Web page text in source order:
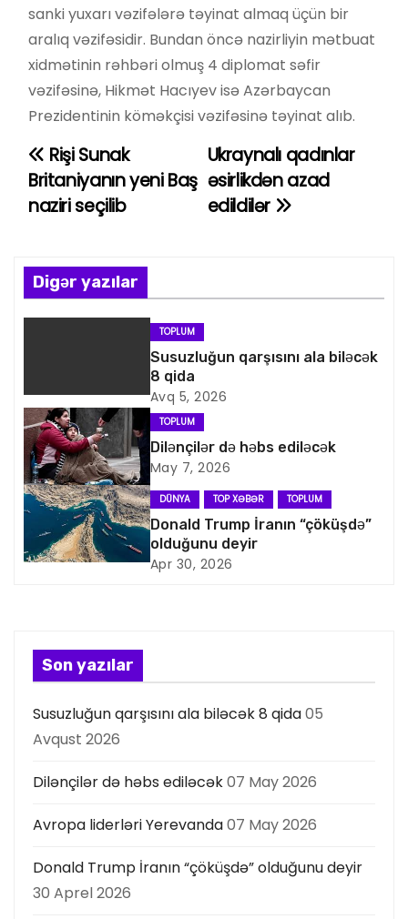
sanki yuxarı vəzifələrə təyinat almaq üçün bir
aralıq vəzifəsidir. Bundan öncə nazirliyin mətbuat
xidmətinin rəhbəri olmuş 4 diplomat səfir
vəzifəsinə, Hikmət Hacıyev isə Azərbaycan
Prezidentinin köməkçisi vəzifəsinə təyinat alıb.
Y
a
ı
n
v
i
q
a
s
a
ı
Ukraynalı qadınlar
əsirlikdən azad
edildilər
Rişi Sunak
Britaniyanın yeni Baş
naziri seçilib
Digər yazılar
TOPLUM
Susuzluğun qarşısını ala biləcək
8 qida
Avq 5, 2026
TOPLUM
Dilənçilər də həbs ediləcək
May 7, 2026
DÜNYA TOP XƏBƏR TOPLUM
Donald Trump İranın “çöküşdə”
olduğunu deyir
Apr 30, 2026
Son yazılar
Susuzluğun qarşısını ala biləcək 8 qida05
Avqust 2026
Dilənçilər də həbs ediləcək07 May 2026
Avropa liderləri Yerevanda07 May 2026
Donald Trump İranın “çöküşdə” olduğunu deyir
30 Aprel 2026